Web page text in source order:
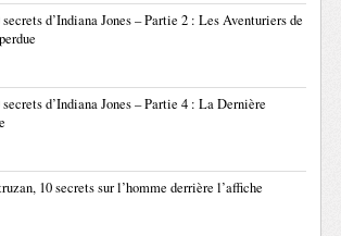
d’Indiana Jones – Partie 2 : Les Aventuriers de
d’Indiana Jones – Partie 4 : La Dernière
10 secrets sur l’homme derrière l’affiche